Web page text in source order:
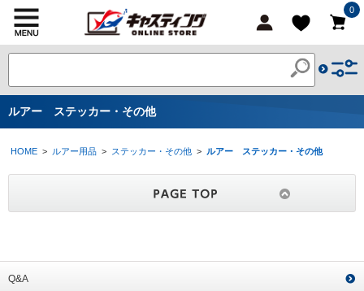
0
ルアー ステッカー・その他
HOME > ルアー用品 > ステッカー・その他 > ルアー ステッカー・その他
Q&A